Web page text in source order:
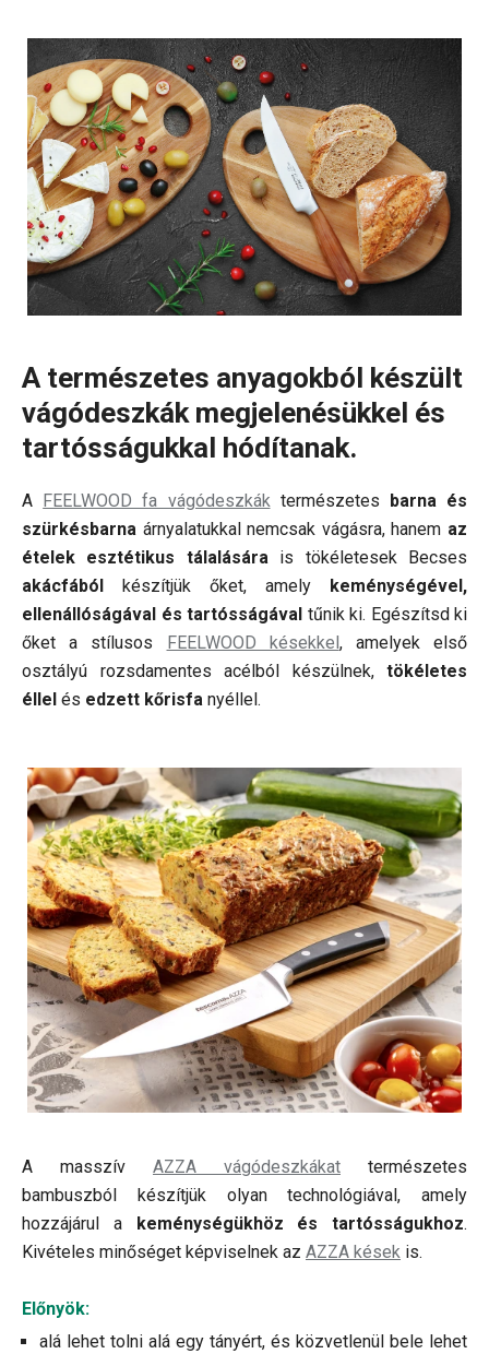
A természetes anyagokból készült
vágódeszkák megjelenésükkel és
tartósságukkal hódítanak.
A FEELWOOD fa vágódeszkáktermészetes
barna és
szürkésbarna árnyalatukkal nemcsak vágásra, hanem az
ételek esztétikus tálalásárais tökéletesek Becses
akácfából
készítjük őket, amely
keménységével,
ellenállóságával és tartósságával tűnik ki. Egészítsd ki
őket a stílusos
FEELWOOD késekkel , amelyek első
osztályú rozsdamentes acélból készülnek, tökéletes
éllel és edzett kőrisfa nyéllel.
A masszív AZZA vágódeszkákat természetes
bambuszból készítjük olyan technológiával, amely
hozzájárul a keménységükhöz és tartósságukhoz.
Kivételes minőséget képviselnek az AZZA kések is.
Előnyök:
alá lehet tolni alá egy tányért, és közvetlenül bele lehet